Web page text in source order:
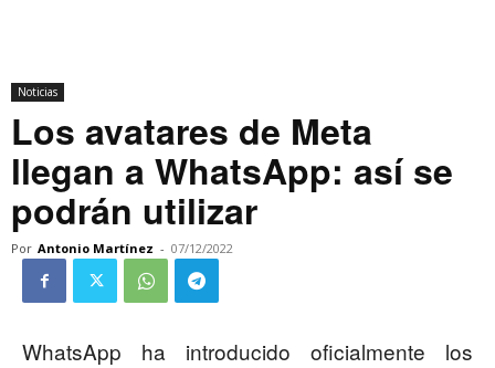
Noticias
Los avatares de Meta
llegan a WhatsApp: así se
podrán utilizar
Por Antonio Martínez - 07/12/2022
WhatsApp ha introducido oficialmente los